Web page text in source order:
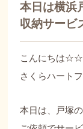
本日は横浜
収納サービ
こんにちは
さくらハート
本日は、戸塚